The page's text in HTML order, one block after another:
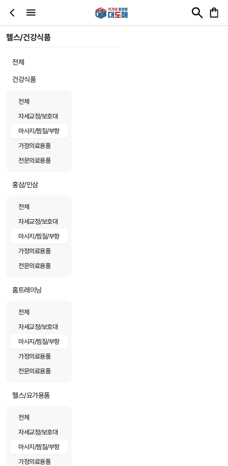
헬스/건강식품
전체
건강식품
전체
자세교정/보호대
마사지/찜질/부항
가정의료용품
전문의료용품
홍삼/인삼
전체
자세교정/보호대
마사지/찜질/부항
가정의료용품
전문의료용품
홈트레이닝
전체
자세교정/보호대
마사지/찜질/부항
가정의료용품
전문의료용품
헬스/요가용품
전체
자세교정/보호대
마사지/찜질/부항
가정의료용품